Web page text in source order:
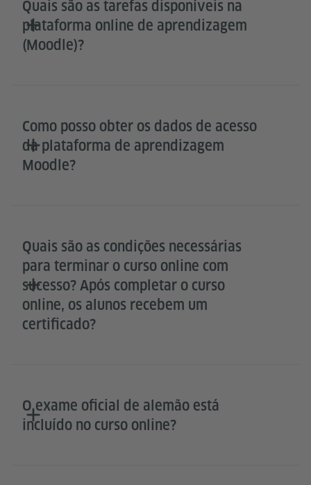
Quais são as tarefas disponíveis na
plataforma online de aprendizagem
(Moodle)?
Como posso obter os dados de acesso
da plataforma de aprendizagem
Moodle?
Quais são as condições necessárias
para terminar o curso online com
sucesso? Após completar o curso
online, os alunos recebem um
certificado?
O exame oficial de alemão está
incluído no curso online?